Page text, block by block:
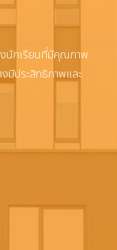
งนักเรียนที่มีคุณภาพ
มีประสิทธิภาพและ